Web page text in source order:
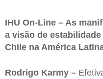
IHU On-Line – As
a visão de
Chile na América
Rodrigo Karmy –